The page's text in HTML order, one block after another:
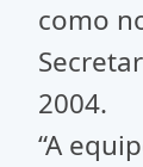
como
2004.
“A